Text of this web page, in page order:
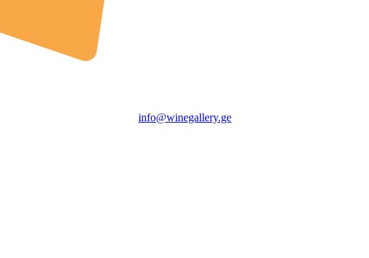
info@winegallery.ge